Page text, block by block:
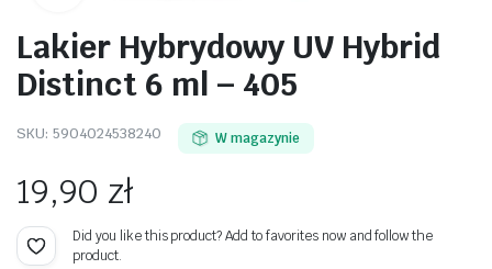
Lakier Hybrydowy UV Hybrid
Distinct 6 ml – 405
SKU: 5904024538240 W magazynie
19,90 zł
Did you like this product? Add to favorites now and follow the
product.